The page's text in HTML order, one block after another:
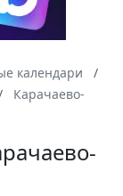
календари
Карачаево-